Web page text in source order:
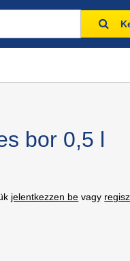
bor 0,5 l
jelentkezzen be vagy